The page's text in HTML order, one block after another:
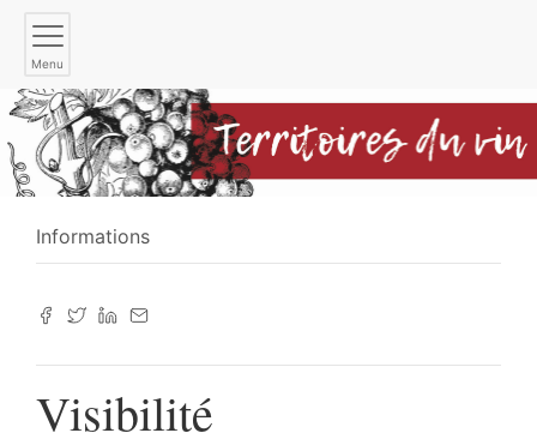
Menu
Informations
Visibilité